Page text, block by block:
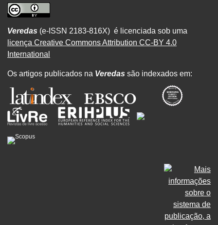
Veredas (e-ISSN 2183-816X) é licenciada sob uma
licença Creative Commons Attribution CC-BY 4.0
International
Os artigos publicados na Veredas são indexados em: